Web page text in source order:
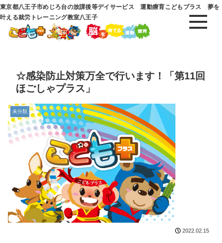
東京都八王子市めじろ台の放課後等デイサービス 運動療育こどもプラス 夢を
叶える就労トレーニング教室八王子
☆感染防止対策万全で行います！「第11回
ほごしゃプラス」
未分類
2022.02.15